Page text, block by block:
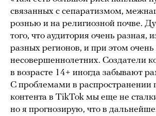
связанных с сепаратизмом,
рознью и на религиозной почве.
того, что аудитория очень разная,
разных регионов, и при этом
несовершеннолетних. Создатели
в возрасте 14+ иногда забывают
С проблемами в распространении
контента в TikTok мы еще не
но я прогнозирую, что в